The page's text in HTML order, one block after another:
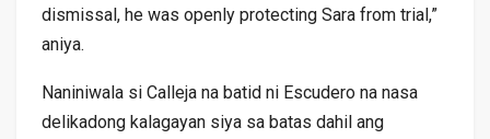
dismissal, he was openly protecting Sara from trial,”
aniya.
Naniniwala si Calleja na batid ni Escudero na nasa
delikadong kalagayan siya sa batas dahil ang